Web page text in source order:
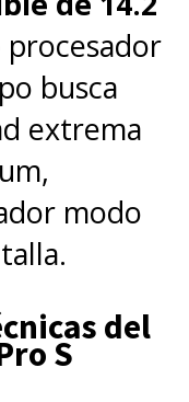
busca
extrema
modo
del
S